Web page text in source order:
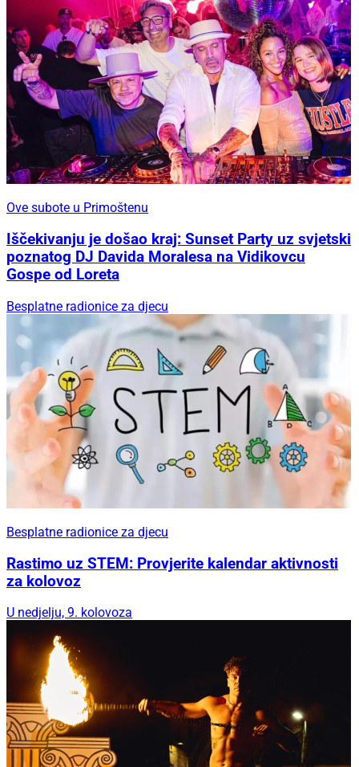
Ove subote u Primoštenu
Iščekivanju je došao kraj: Sunset Party uz svjetski
poznatog DJ Davida Moralesa na Vidikovcu
Gospe od Loreta
Besplatne radionice za djecu
Besplatne radionice za djecu
Rastimo uz STEM: Provjerite kalendar aktivnosti
za kolovoz
U nedjelju, 9. kolovoza